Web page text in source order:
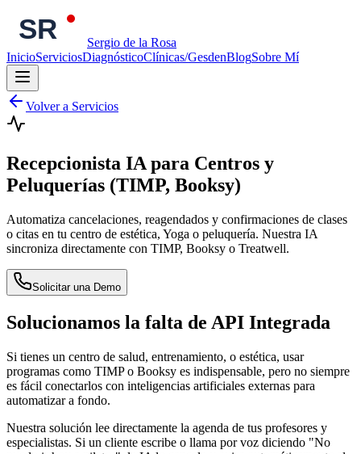
Sergio de la Rosa
InicioServiciosDiagnósticoClínicas/GesdenBlogSobre Mí
Volver a Servicios
Recepcionista IA para Centros y
Peluquerías (TIMP, Booksy)
Automatiza cancelaciones, reagendados y confirmaciones de clases
o citas en tu centro de estética, Yoga o peluquería. Nuestra IA
sincroniza directamente con TIMP, Booksy o Treatwell.
Solicitar una Demo
Solucionamos la falta de API Integrada
Si tienes un centro de salud, entrenamiento, o estética, usar
programas como TIMP o Booksy es indispensable, pero no siempre
es fácil conectarlos con inteligencias artificiales externas para
automatizar a fondo.
Nuestra solución lee directamente la agenda de tus profesores y
especialistas. Si un cliente escribe o llama por voz diciendo "No